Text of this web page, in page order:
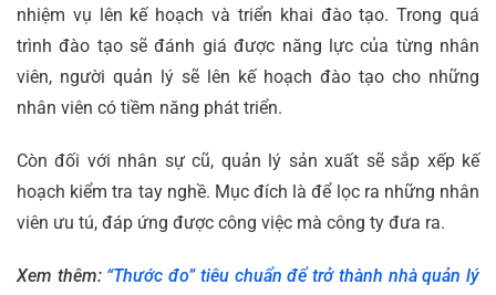
nhiệm vụ lên kế hoạch và triển khai đào tạo. Trong quá
trình đào tạo sẽ đánh giá được năng lực của từng nhân
viên, người quản lý sẽ lên kế hoạch đào tạo cho những
nhân viên có tiềm năng phát triển.
Còn đối với nhân sự cũ, quản lý sản xuất sẽ sắp xếp kế
hoạch kiểm tra tay nghề. Mục đích là để lọc ra những nhân
viên ưu tú, đáp ứng được công việc mà công ty đưa ra.
Xem thêm: “Thước đo” tiêu chuẩn để trở thành nhà quản lý